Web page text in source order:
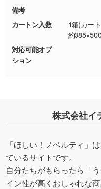
ター部分の輪郭がは
・持っているデータ
しの作り方が分からな
印刷したいデータが
・デザインにQRコ
を生成してほしい
URLをご指定いただ
いたします。配置の
→詳しく見る
備考
カートン入数
1箱(カー
約
対応可能オプ
ション
株式会社イ
「ほしい！ノベルティ」
ているサイトです。
自分たちがもらったら「
イン性が高くおしゃれな